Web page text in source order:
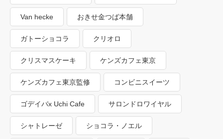
Van hecke おきせ金つば本舗
ガトーショコラ クリオロ
クリスマスケーキ ケンズカフェ東京
ケンズカフェ東京監修 コンビニスイーツ
ゴデイバx Uchi Cafe サロンドロワイヤル
シャトレーゼ ショコラ・ノエル